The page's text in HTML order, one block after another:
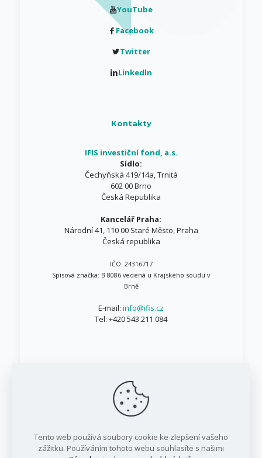
YouTube
Facebook
Twitter
Linkedln
Kontakty
IFIS investiční fond, a.s.
Sídlo:
Čechyňská 419/14a, Trnitá
602 00 Brno
Česká Republika
Kancelář Praha:
Národní 41, 110 00 Staré Město, Praha
Česká republika
IČO: 24316717
Spisová značka: B 8086 vedená u Krajského soudu v
Brně
E-mail: info@ifis.cz
Tel: +420 543 211 084
/ IFIS investiční fond, a.s.
Tento web používá soubory cookie ke zlepšení vašeho
zážitku. Používáním tohoto webu souhlasíte s našimi